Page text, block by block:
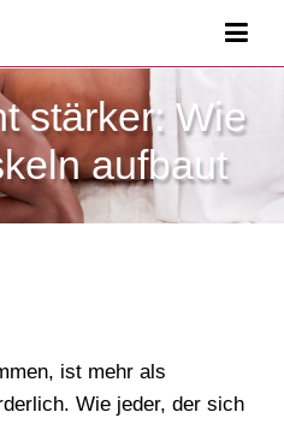
stärker: Wie
aufbaut
ist mehr als
Wie jeder, der sich